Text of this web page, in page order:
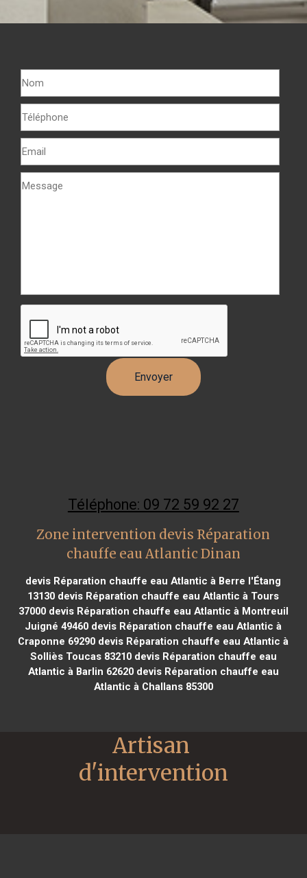
Téléphone: 09 72 59 92 27
Zone intervention devis Réparation
chauffe eau Atlantic Dinan
devis Réparation chauffe eau Atlantic à Berre l'Étang
13130 devis Réparation chauffe eau Atlantic à Tours
37000devis Réparation chauffe eau Atlantic à Montreuil
Juigné 49460 devis Réparation chauffe eau Atlantic à
Craponne 69290 devis Réparation chauffe eau Atlantic à
Solliès Toucas 83210devis Réparation chauffe eau
Atlantic à Barlin 62620devis Réparation chauffe eau
Atlantic à Challans 85300
Artisan
d'intervention